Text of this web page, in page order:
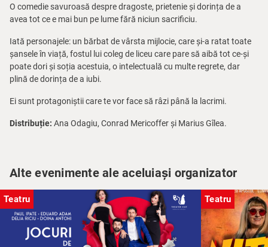
O comedie savuroasă despre dragoste, prietenie și dorința de a
avea tot ce e mai bun pe lume fără niciun sacrificiu.
Iată personajele: un bărbat de vârsta mijlocie, care și-a ratat toate
șansele în viață, fostul lui coleg de liceu care pare să aibă tot ce-și
poate dori și soția acestuia, o intelectuală cu multe regrete, dar
plină de dorința de a iubi.
Ei sunt protagoniștii care te vor face să râzi până la lacrimi.
Distribuție: Ana Odagiu, Conrad Mericoffer și Marius Gîlea.
Alte evenimente ale aceluiași organizator
Teatru Teatru